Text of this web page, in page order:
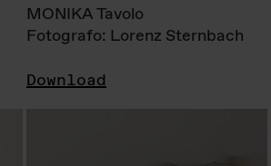
MONIKA Tavolo
Fotografo: Lorenz Sternbach
Download